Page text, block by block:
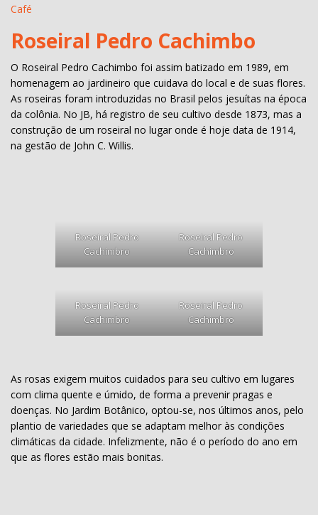
Café
Roseiral Pedro Cachimbo
O Roseiral Pedro Cachimbo foi assim batizado em 1989, em
homenagem ao jardineiro que cuidava do local e de suas flores.
As roseiras foram introduzidas no Brasil pelos jesuítas na época
da colônia. No JB, há registro de seu cultivo desde 1873, mas a
construção de um roseiral no lugar onde é hoje data de 1914,
na gestão de John C. Willis.
Roseiral Pedro
Cachimbro
Roseiral Pedro
Cachimbro
Roseiral Pedro
Cachimbro
Roseiral Pedro
Cachimbro
As rosas exigem muitos cuidados para seu cultivo em lugares
com clima quente e úmido, de forma a prevenir pragas e
doenças. No Jardim Botânico, optou-se, nos últimos anos, pelo
plantio de variedades que se adaptam melhor às condições
climáticas da cidade. Infelizmente, não é o período do ano em
que as flores estão mais bonitas.